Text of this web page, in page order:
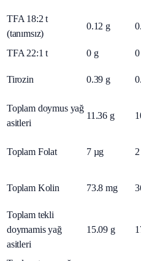
TFA 18:2 t
(tanımsız)
0.12 g
TFA 22:1 t 0 g 0
Tirozin 0.39 g
Toplam doymus yağ
asitleri
11.36 g
Toplam Folat 7 µg 2
Toplam Kolin 73.8 mg
Toplam tekli
doymamis yağ
asitleri
15.09 g